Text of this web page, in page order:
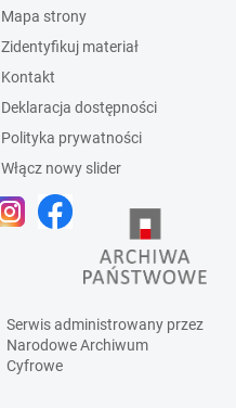
Mapa strony
Zidentyfikuj materiał
Kontakt
Deklaracja dostępności
Polityka prywatności
Włącz nowy slider
Serwis administrowany przez
Narodowe Archiwum
Cyfrowe